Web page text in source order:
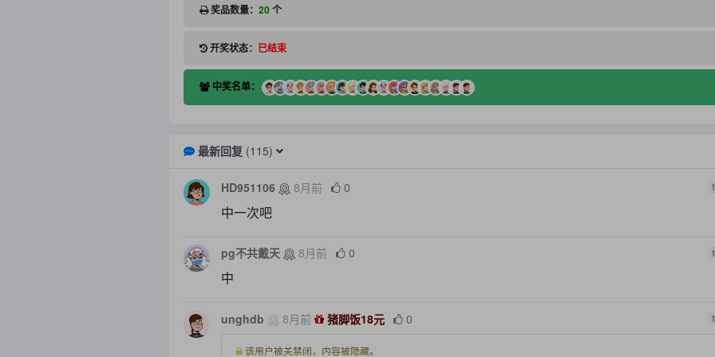
奖品数量： 20个
开奖状态： 已结束
中奖名单：
最新回复(115)
HD951106 8月前 0
中一次吧
pg不共戴天 8月前 0
中
unghdb 8月前 猪脚饭18元 0
该用户被关禁闭，内容被隐藏。